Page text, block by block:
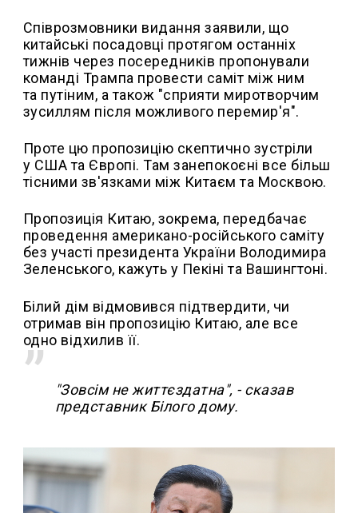
Співрозмовники видання заявили, що
китайські посадовці протягом останніх
тижнів через посередників пропонували
команді Трампа провести саміт між ним
та путіним, а також "сприяти миротворчим
зусиллям після можливого перемир'я".
Проте цю пропозицію скептично зустріли
у США та Європі. Там занепокоєні все більш
тісними зв'язками між Китаєм та Москвою.
Пропозиція Китаю, зокрема, передбачає
проведення американо-російського саміту
без участі президента України Володимира
Зеленського, кажуть у Пекіні та Вашингтоні.
Білий дім відмовився підтвердити, чи
отримав він пропозицію Китаю, але все
одно відхилив її.
"Зовсім не життєздатна", - сказав
представник Білого дому.